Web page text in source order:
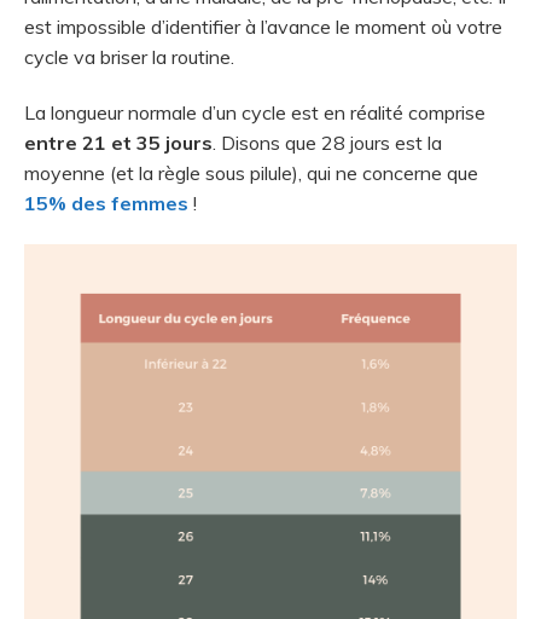
est impossible d’identifier à l’avance le moment où votre
cycle va briser la routine.
La longueur normale d’un cycle est en réalité comprise
entre 21 et 35 jours . Disons que 28 jours est la
moyenne (et la règle sous pilule), qui ne concerne que
15% des femmes !